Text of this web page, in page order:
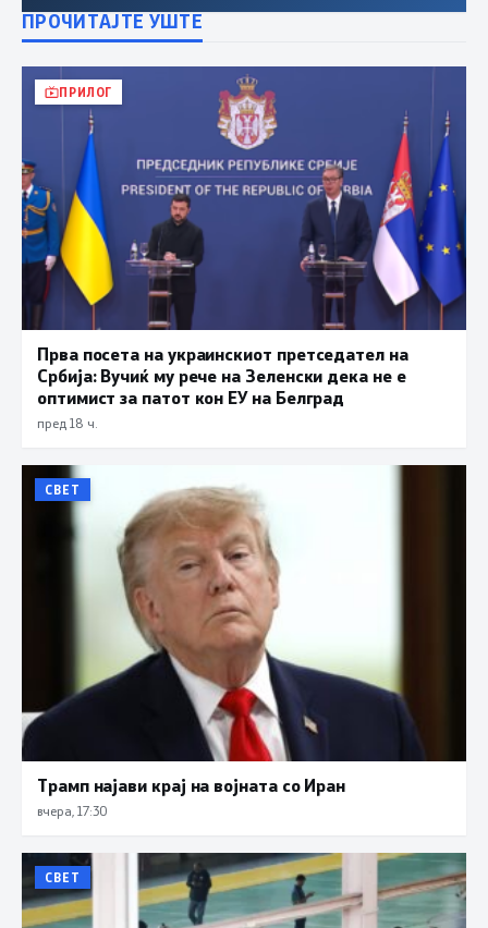
ПРОЧИТАЈТЕ УШТЕ
ПРИЛОГ
Прва посета на украинскиот претседател на
Србија: Вучиќ му рече на Зеленски дека не е
оптимист за патот кон ЕУ на Белград
пред 18 ч.
СВЕТ
Трамп најави крај на војната со Иран
вчера, 17:30
СВЕТ